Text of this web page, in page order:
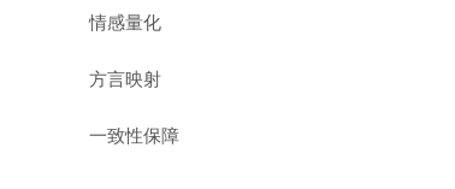
情感量化
方言映射
一致性保障